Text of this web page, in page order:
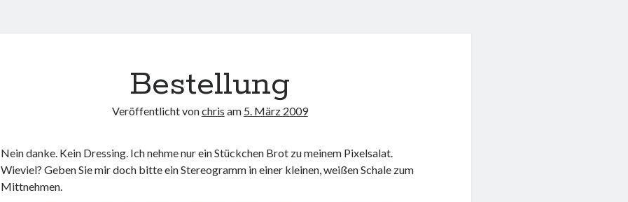
Bestellung
Veröffentlicht vonchris am 5. März 2009
Nein danke. Kein Dressing. Ich nehme nur ein Stückchen Brot zu meinem Pixelsalat.
Wieviel? Geben Sie mir doch bitte ein Stereogramm in einer kleinen, weißen Schale zum
Mittnehmen.